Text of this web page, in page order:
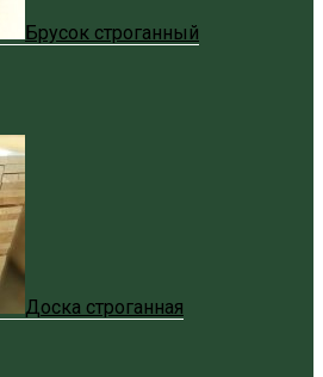
Брусок строганный
Доска строганная